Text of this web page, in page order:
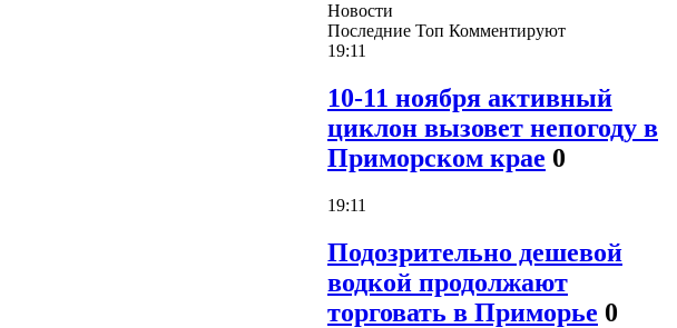
Новости
Последние Топ Комментируют
19:11
10-11 ноября активный
циклон вызовет непогоду в
Приморском крае 0
19:11
Подозрительно дешевой
водкой продолжают
торговать в Приморье 0